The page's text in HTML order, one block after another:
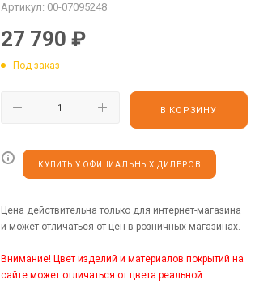
Артикул: 00-07095248
27 790 ₽
Под заказ
В КОРЗИНУ
КУПИТЬ У ОФИЦИАЛЬНЫХ ДИЛЕРОВ
Цена действительна только для интернет-магазина
и может отличаться от цен в розничных магазинах.
Внимание! Цвет изделий и материалов покрытий на
сайте может отличаться от цвета реальной